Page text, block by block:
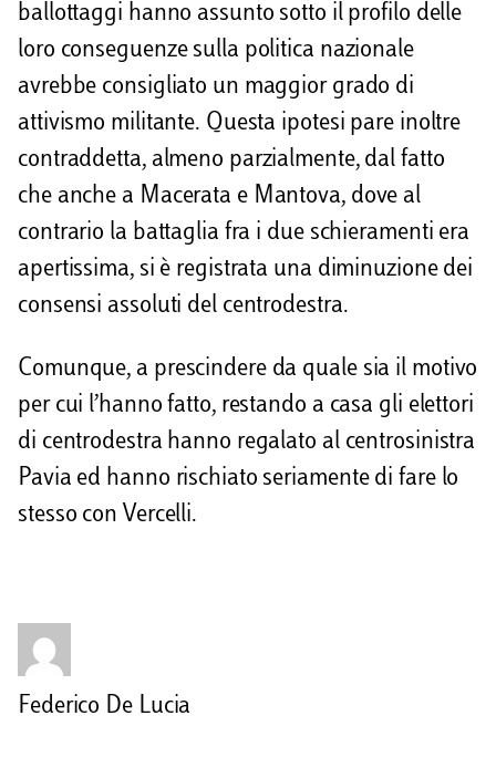
ballottaggi hanno assunto sotto il profilo delle
loro conseguenze sulla politica nazionale
avrebbe consigliato un maggior grado di
attivismo militante. Questa ipotesi pare inoltre
contraddetta, almeno parzialmente, dal fatto
che anche a Macerata e Mantova, dove al
contrario la battaglia fra i due schieramenti era
apertissima, si è registrata una diminuzione dei
consensi assoluti del centrodestra.
Comunque, a prescindere da quale sia il motivo
per cui l’hanno fatto, restando a casa gli elettori
di centrodestra hanno regalato al centrosinistra
Pavia ed hanno rischiato seriamente di fare lo
stesso con Vercelli.
Federico De Lucia